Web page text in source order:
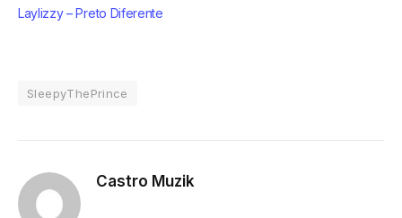
Laylizzy – Preto Diferente
SleepyThePrince
Castro Muzik